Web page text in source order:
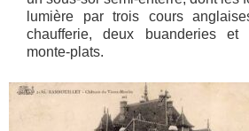
lumière par trois cours
chaufferie, deux buanderies
monte-plats.